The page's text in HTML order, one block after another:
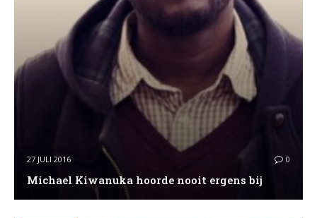
27 JULI 2016 0
Michael Kiwanuka hoorde nooit ergens bij